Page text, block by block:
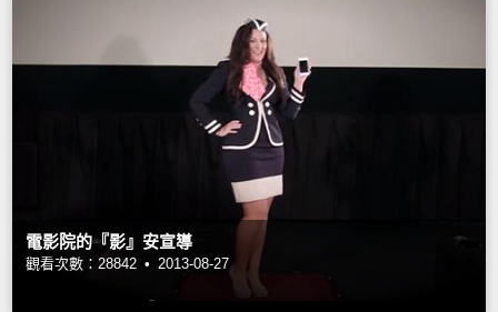
電影院的『影』安宣導
觀看次數：28842 • 2013-08-27